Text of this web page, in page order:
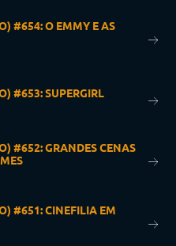
#654: O EMMY E AS
#653: SUPERGIRL
#652: GRANDES CENAS
#651: CINEFILIA EM